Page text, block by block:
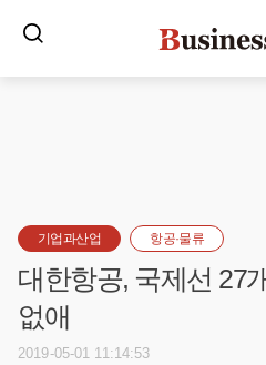
기업과산업 항공·물류
대한항공, 국제선 27
없애
2019-05-01 11:14:53